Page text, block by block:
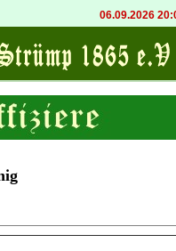
06.09.2026 20:00